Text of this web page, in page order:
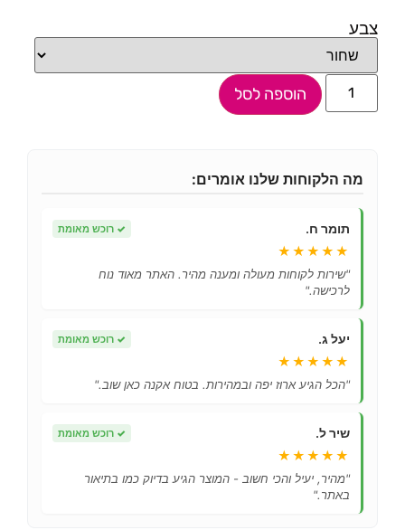
צבע
הוספה לסל
מה הלקוחות שלנו אומרים:
תומר ח. ✓ רוכש מאומת
★★★★★
"שירות לקוחות מעולה ומענה מהיר. האתר מאוד נוח
לרכישה."
יעל ג. ✓ רוכש מאומת
★★★★★
"הכל הגיע ארוז יפה ובמהירות. בטוח אקנה כאן שוב."
שיר ל. ✓ רוכש מאומת
★★★★★
"מהיר, יעיל והכי חשוב - המוצר הגיע בדיוק כמו בתיאור
באתר."